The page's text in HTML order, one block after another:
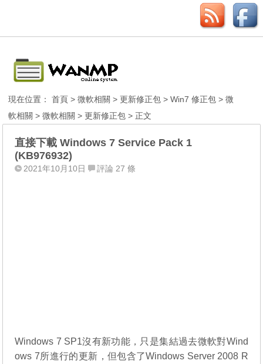
現在位置：首頁 >微軟相關 >更新修正包 >Win7 修正包 >微
軟相關 >微軟相關 >更新修正包 > 正文
直接下載 Windows 7 Service Pack 1
(KB976932)
2021年10月10日 評論 27 條
Windows 7 SP1沒有新功能，只是集結過去微軟對Wind
ows 7所進行的更新，但包含了Windows Server 2008 R